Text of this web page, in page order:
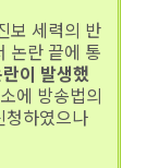
보 세력의 반
논란 끝에 통
이 발생했
에 방송법의
청하였으나